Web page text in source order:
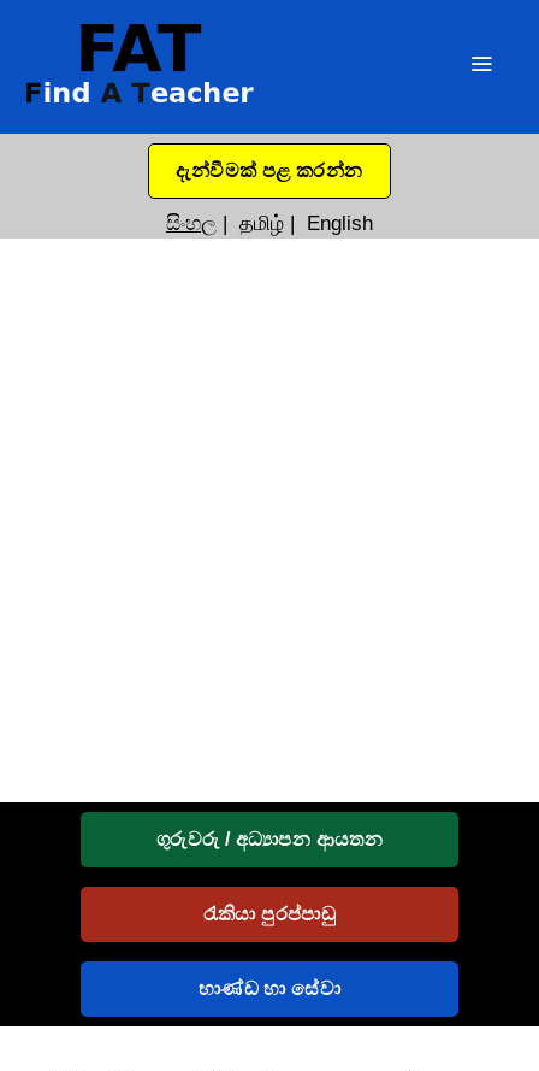
දැන්වීමක් පළ කරන්න
සිංහල | தமிழ் | English
ගුරුවරු / අධ්‍යාපන ආයතන
රැකියා පුරප්පාඩු
භාණ්ඩ හා සේවා